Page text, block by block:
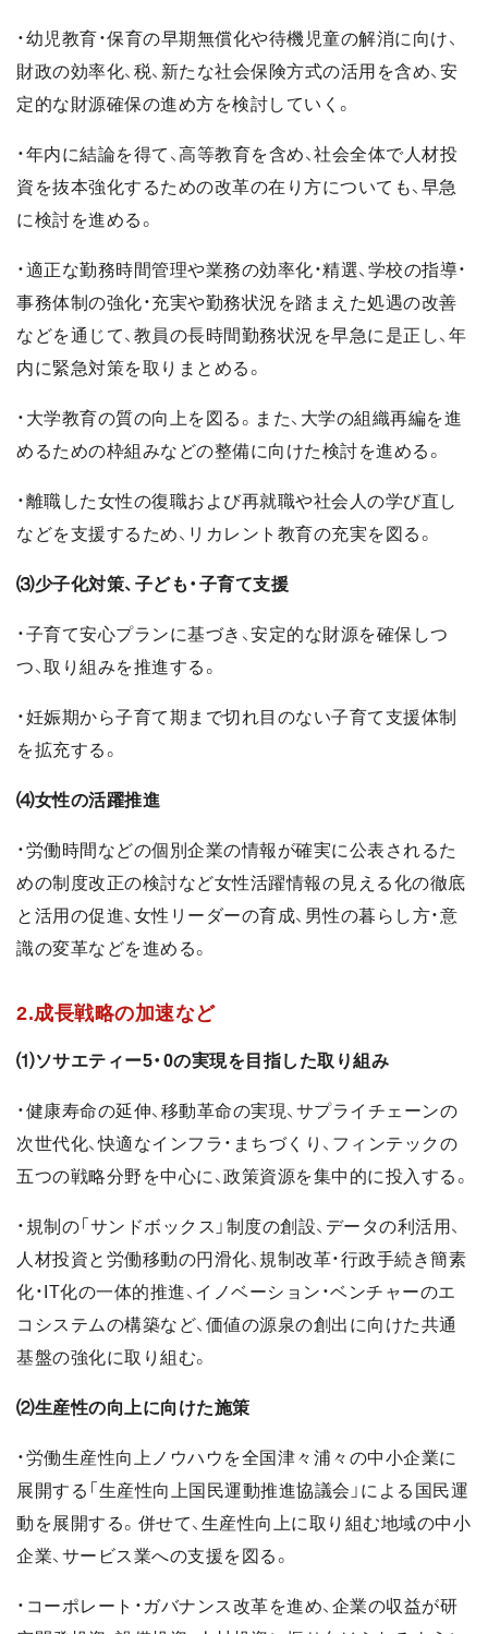
・幼児教育・保育の早期無償化や待機児童の解消に向け、
財政の効率化、税、新たな社会保険方式の活用を含め、安
定的な財源確保の進め方を検討していく。
・年内に結論を得て、高等教育を含め、社会全体で人材投
資を抜本強化するための改革の在り方についても、早急
に検討を進める。
・適正な勤務時間管理や業務の効率化・精選、学校の指導・
事務体制の強化・充実や勤務状況を踏まえた処遇の改善
などを通じて、教員の長時間勤務状況を早急に是正し、年
内に緊急対策を取りまとめる。
・大学教育の質の向上を図る。また、大学の組織再編を進
めるための枠組みなどの整備に向けた検討を進める。
・離職した女性の復職および再就職や社会人の学び直し
などを支援するため、リカレント教育の充実を図る。
⑶少子化対策、子ども・子育て支援
・子育て安心プランに基づき、安定的な財源を確保しつ
つ、取り組みを推進する。
・妊娠期から子育て期まで切れ目のない子育て支援体制
を拡充する。
⑷女性の活躍推進
・労働時間などの個別企業の情報が確実に公表されるた
めの制度改正の検討など女性活躍情報の見える化の徹底
と活用の促進、女性リーダーの育成、男性の暮らし方・意
識の変革などを進める。
2.成長戦略の加速など
⑴ソサエティー5・0の実現を目指した取り組み
・健康寿命の延伸、移動革命の実現、サプライチェーンの
次世代化、快適なインフラ・まちづくり、フィンテックの
五つの戦略分野を中心に、政策資源を集中的に投入する。
・規制の「サンドボックス」制度の創設、データの利活用、
人材投資と労働移動の円滑化、規制改革・行政手続き簡素
化・IT化の一体的推進、イノベーション・ベンチャーのエ
コシステムの構築など、価値の源泉の創出に向けた共通
基盤の強化に取り組む。
⑵生産性の向上に向けた施策
・労働生産性向上ノウハウを全国津々浦々の中小企業に
展開する「生産性向上国民運動推進協議会」による国民運
動を展開する。併せて、生産性向上に取り組む地域の中小
企業、サービス業への支援を図る。
・コーポレート・ガバナンス改革を進め、企業の収益が研